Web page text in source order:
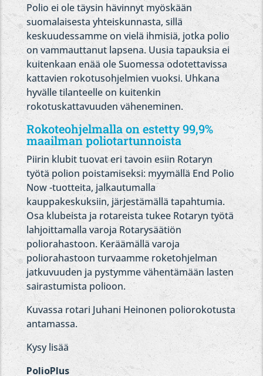
Polio ei ole täysin hävinnyt myöskään
suomalaisesta yhteiskunnasta, sillä
keskuudessamme on vielä ihmisiä, jotka polio
on vammauttanut lapsena. Uusia tapauksia ei
kuitenkaan enää ole Suomessa odotettavissa
kattavien rokotusohjelmien vuoksi. Uhkana
hyvälle tilanteelle on kuitenkin
rokotuskattavuuden väheneminen.
Rokoteohjelmalla on estetty 99,9%
maailman poliotartunnoista
Piirin klubit tuovat eri tavoin esiin Rotaryn
työtä polion poistamiseksi: myymällä End Polio
Now -tuotteita, jalkautumalla
kauppakeskuksiin, järjestämällä tapahtumia.
Osa klubeista ja rotareista tukee Rotaryn työtä
lahjoittamalla varoja Rotarysäätiön
poliorahastoon. Keräämällä varoja
poliorahastoon turvaamme roketohjelman
jatkuvuuden ja pystymme vähentämään lasten
sairastumista polioon.
Kuvassa rotari Juhani Heinonen poliorokotusta
antamassa.
Kysy lisää
PolioPlus